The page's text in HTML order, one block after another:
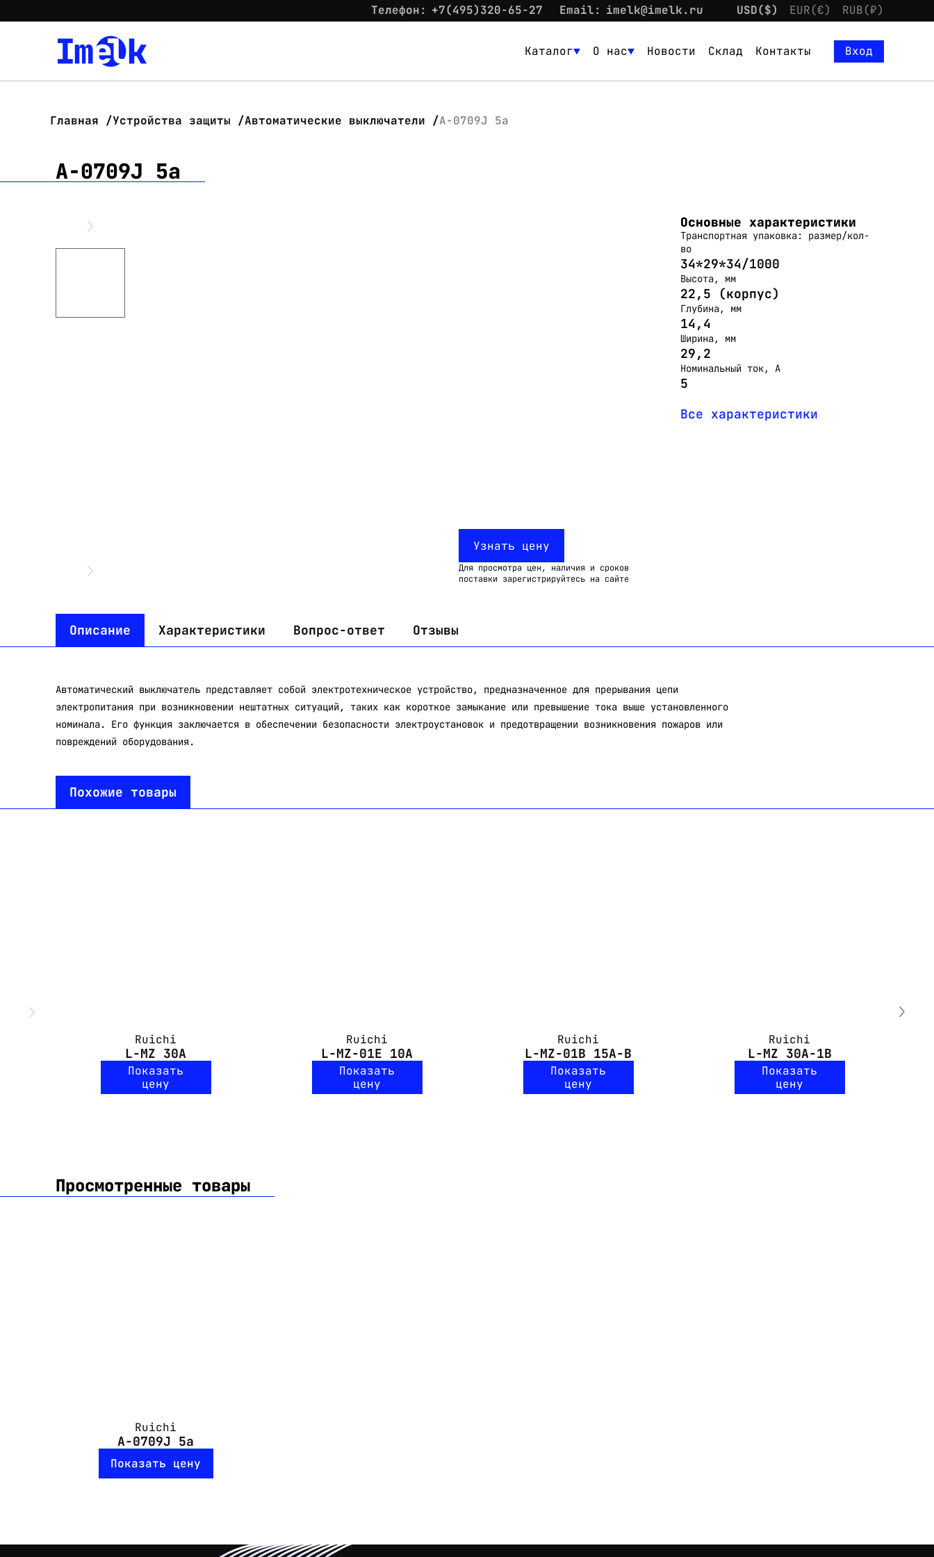
Телефон: +7(495)320-65-27 Email: imelk@imelk.ru USD($) EUR(€) RUB(₽)
Каталог О нас Новости Склад Контакты
Вход
Главная Устройства защиты Автоматические выключатели A-0709J 5a
A-0709J 5a
Узнать цену
Для просмотра цен, наличия и сроков
поставки зарегистрируйтесь на сайте
Основные характеристики
Транспортная упаковка: размер/кол-
во
34*29*34/1000
Высота, мм
22,5 (корпус)
Глубина, мм
14,4
Ширина, мм
29,2
Номинальный ток, А
5
Все характеристики
Описание Характеристики Вопрос-ответ Отзывы
Автоматический выключатель представляет собой электротехническое устройство, предназначенное для прерывания цепи
электропитания при возникновении нештатных ситуаций, таких как короткое замыкание или превышение тока выше установленного
номинала. Его функция заключается в обеспечении безопасности электроустановок и предотвращении возникновения пожаров или
повреждений оборудования.
Похожие товары
Ruichi
L-MZ 30A
Показать
цену
Ruichi
L-MZ-01E 10A
Показать
цену
Ruichi
L-MZ-01B 15A-B
Показать
цену
Ruichi
L-MZ 30A-1B
Показать
цену
Просмотренные товары
Ruichi
A-0709J 5a
Показать цену